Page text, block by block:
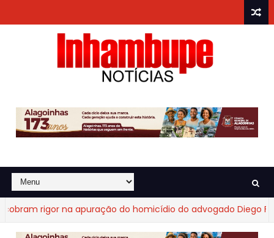
rigor na apuração do homicídio do advogado Diego